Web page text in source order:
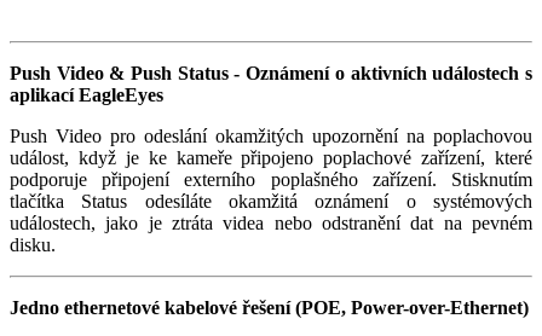
Push Video & Push Status - Oznámení o aktivních událostech s
aplikací EagleEyes
Push Video pro odeslání okamžitých upozornění na poplachovou
událost, když je ke kameře připojeno poplachové zařízení, které
podporuje připojení externího poplašného zařízení. Stisknutím
tlačítka Status odesíláte okamžitá oznámení o systémových
událostech, jako je ztráta videa nebo odstranění dat na pevném
disku.
Jedno ethernetové kabelové řešení (POE, Power-over-Ethernet)